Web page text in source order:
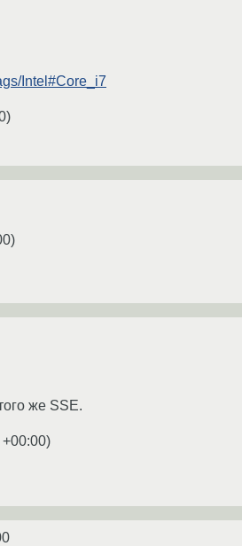
Intel#Core_i7
)
)
же SSE.
)